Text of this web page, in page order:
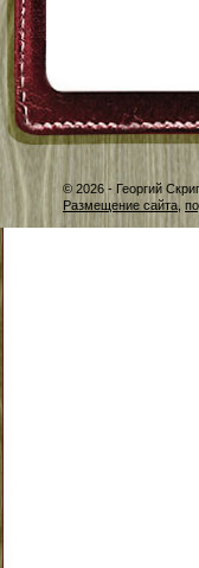
© 2026 - Георгий
Размещение сайта,